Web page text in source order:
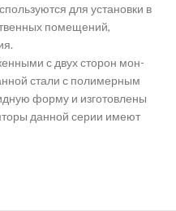
для установки в
помещений,
с двух сторон мон-
стали с полимерным
форму и изготовлены
данной серии имеют